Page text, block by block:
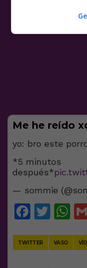
Me he reído
yo: bro este
*5 minutos
después*
— sommie
TWITTER VASO